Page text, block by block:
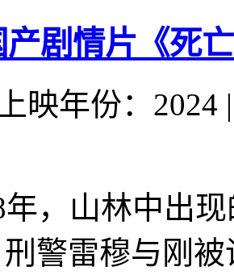
产剧情片《死
上映年份：2024 |
山林中出现
警雷穆与刚